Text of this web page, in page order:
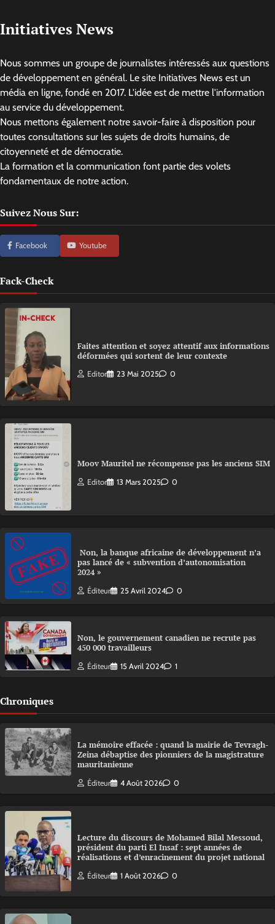
Initiatives News
Nous sommes un groupe de journalistes intéressés aux questions
de développement en général. Le site Initiatives News est un
média en ligne, fondé en 2017. L'idée est de mettre l'information
au service du développement.
Nous mettons également notre savoir-faire à disposition pour
toutes consultations sur les sujets de droits humains, de
citoyenneté et de démocratie.
La formation et la communication font partie des volets
fondamentaux de notre action.
Suivez Nous Sur:
Facebook Youtube
Fack-Check
Faites attention et soyez attentif aux informations
déformées qui sortent de leur contexte
Editor 23 Mai 2025 0
Moov Mauritel ne récompense pas les anciens SIM
Editor 13 Mars 2025 0
Non, la banque africaine de développement n’a
pas lancé de « subvention d’autonomisation
2024 »
Éditeur 25 Avril 2024 0
Non, le gouvernement canadien ne recrute pas
450 000 travailleurs
Éditeur 15 Avril 2024 1
Chroniques
La mémoire effacée : quand la mairie de Tevragh-
Zeina débaptise des pionniers de la magistrature
mauritanienne
Éditeur 4 Août 2026 0
Lecture du discours de Mohamed Bilal Messoud,
président du parti El Insaf : sept années de
réalisations et d’enracinement du projet national
Éditeur 1 Août 2026 0